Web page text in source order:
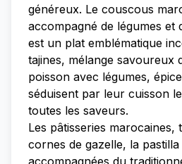
généreux. Le couscous
accompagné de légumes et
est un plat emblématique
tajines, mélange savoureux
poisson avec légumes,
séduisent par leur cuisson
toutes les saveurs.
Les pâtisseries marocaines,
cornes de gazelle, la
accompagnées du